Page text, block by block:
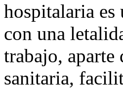
hospitalaria es
con una
trabajo, aparte
sanitaria,